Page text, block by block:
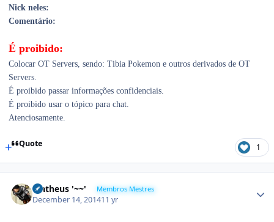
Nick neles:
Comentário:
É proibido:
Colocar OT Servers, sendo: Tibia Pokemon e outros derivados de OT
Servers.
É proibido passar informações confidenciais.
É proibido usar o tópico para chat.
Atenciosamente.
Quote 1
Matheus '~~' Membros Mestres
December 14, 201411 yr